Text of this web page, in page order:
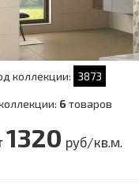
коллекции: 3873
6 товаров
1320 руб/кв.м.